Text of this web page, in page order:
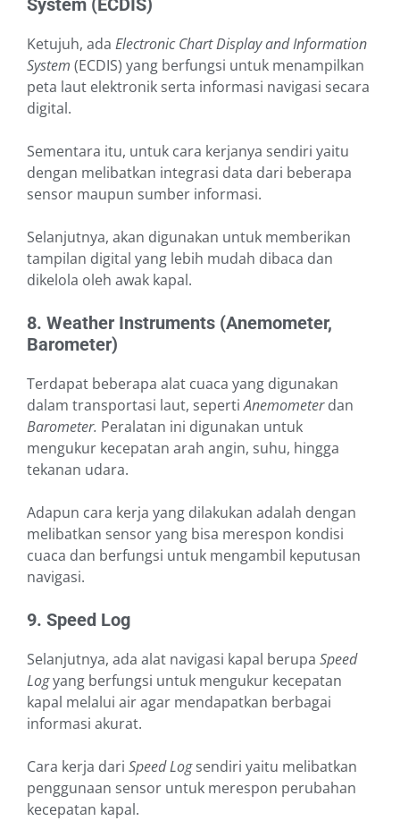
System (ECDIS)
Ketujuh, ada Electronic Chart Display and Information
System (ECDIS) yang berfungsi untuk menampilkan
peta laut elektronik serta informasi navigasi secara
digital.
Sementara itu, untuk cara kerjanya sendiri yaitu
dengan melibatkan integrasi data dari beberapa
sensor maupun sumber informasi.
Selanjutnya, akan digunakan untuk memberikan
tampilan digital yang lebih mudah dibaca dan
dikelola oleh awak kapal.
8. Weather Instruments (Anemometer,
Barometer)
Terdapat beberapa alat cuaca yang digunakan
dalam transportasi laut, sepertiAnemometerdan
Barometer. Peralatan ini digunakan untuk
mengukur kecepatan arah angin, suhu, hingga
tekanan udara.
Adapun cara kerja yang dilakukan adalah dengan
melibatkan sensor yang bisa merespon kondisi
cuaca dan berfungsi untuk mengambil keputusan
navigasi.
9. Speed Log
Selanjutnya, ada alat navigasi kapal berupa Speed
Logyang berfungsi untuk mengukur kecepatan
kapal melalui air agar mendapatkan berbagai
informasi akurat.
Cara kerja dari Speed Logsendiri yaitu melibatkan
penggunaan sensor untuk merespon perubahan
kecepatan kapal.